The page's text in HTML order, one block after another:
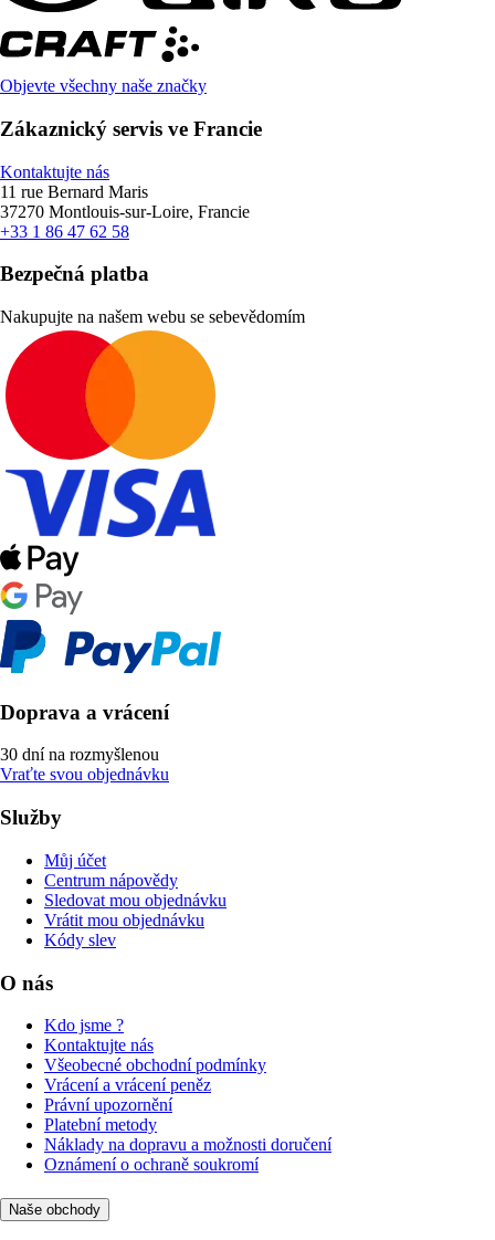
Objevte všechny naše značky
Zákaznický servis ve Francie
Kontaktujte nás
11 rue Bernard Maris
37270 Montlouis-sur-Loire, Francie
+33 1 86 47 62 58
Bezpečná platba
Nakupujte na našem webu se sebevědomím
Doprava a vrácení
30 dní na rozmyšlenou
Vraťte svou objednávku
Služby
Můj účet
Centrum nápovědy
Sledovat mou objednávku
Vrátit mou objednávku
Kódy slev
O nás
Kdo jsme ?
Kontaktujte nás
Všeobecné obchodní podmínky
Vrácení a vrácení peněz
Právní upozornění
Platební metody
Náklady na dopravu a možnosti doručení
Oznámení o ochraně soukromí
Naše obchody